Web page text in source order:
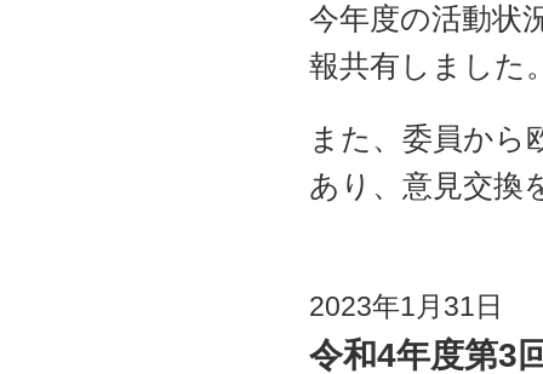
今年度の活動状
報共有しました
また、委員から
あり、意見交換
2023年1月31日
令和4年度第3